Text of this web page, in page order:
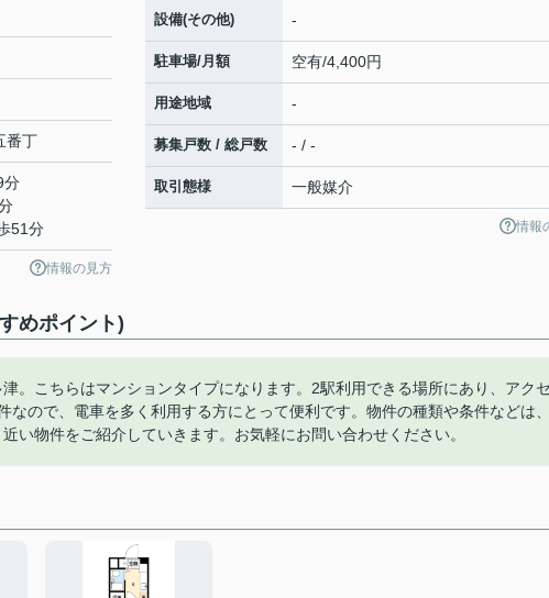
番丁
分
51分
情報の見方
設備(その他) -
駐車場/月額 空有/4,400円
用途地域 -
募集戸数 / 総戸数 - / -
取引態様 一般媒介
情報
めポイント)
。こちらはマンションタイプになります。2駅利用できる場所にあり、アク
なので、電車を多く利用する方にとって便利です。物件の種類や条件などは
い物件をご紹介していきます。お気軽にお問い合わせください。